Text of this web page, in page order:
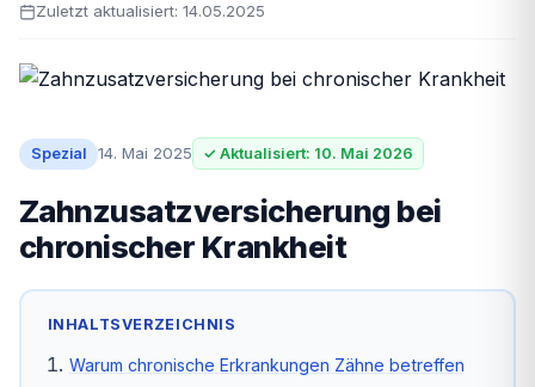
Zuletzt aktualisiert: 14.05.2025
Spezial 14. Mai 2025 ✓ Aktualisiert: 10. Mai 2026
Zahnzusatzversicherung bei
chronischer Krankheit
INHALTSVERZEICHNIS
Warum chronische Erkrankungen Zähne betreffen